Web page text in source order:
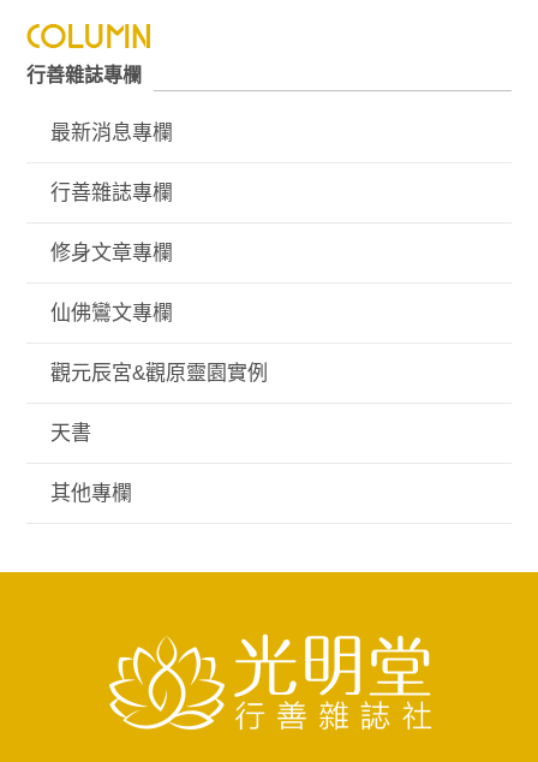
行善雜誌專欄
最新消息專欄
行善雜誌專欄
修身文章專欄
仙佛鸞文專欄
觀元辰宮&觀原靈園實例
天書
其他專欄